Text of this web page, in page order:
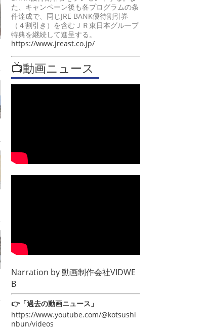
た、キャンペーン後も各プログラムの条
件達成で、同じJRE BANK優待割引券
（４割引き）を含むＪＲ東日本グループ
特典を継続して進呈する。
https://www.jreast.co.jp/
📺動画ニュース
Narration by動画制作会社VIDWE
B
👉「過去の動画ニュース」
https://www.youtube.com/@kotsushi
nbun/videos